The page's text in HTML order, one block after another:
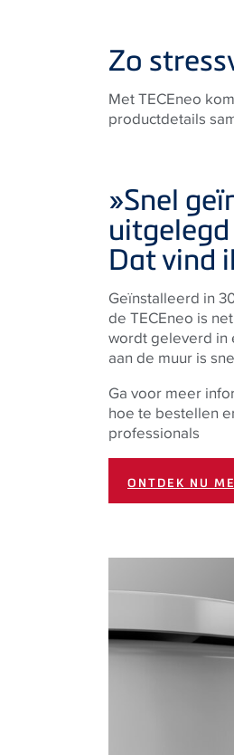
Zo
Met TECEneo
productdetails
eenvoudig te
»Snel
Dat vind
Geïnstalleerd in
de TECEneo is
wordt geleverd in
aan de muur is
Ga voor meer
hoe te bestellen
professionals
ONTDEK NU